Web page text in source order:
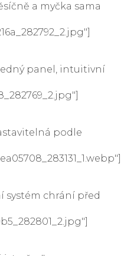
a myčka sama
panel, intuitivní
podle
systém chrání před